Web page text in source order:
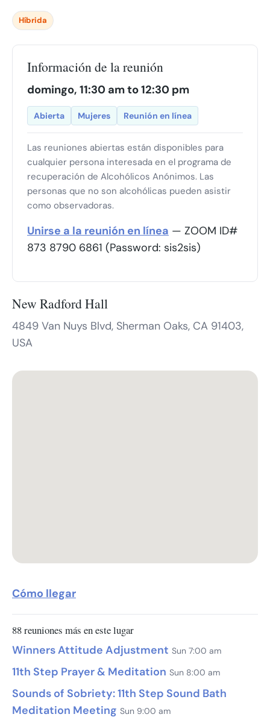
Híbrida
Información de la reunión
domingo, 11:30 am to 12:30 pm
Abierta Mujeres Reunión en línea
Las reuniones abiertas están disponibles para
cualquier persona interesada en el programa de
recuperación de Alcohólicos Anónimos. Las
personas que no son alcohólicas pueden asistir
como observadoras.
Unirse a la reunión en línea — ZOOM ID#
873 8790 6861 (Password: sis2sis)
New Radford Hall
4849 Van Nuys Blvd, Sherman Oaks, CA 91403,
USA
Cómo llegar
88 reuniones más en este lugar
Winners Attitude Adjustment Sun 7:00 am
11th Step Prayer & Meditation Sun 8:00 am
Sounds of Sobriety: 11th Step Sound Bath
Meditation Meeting Sun 9:00 am